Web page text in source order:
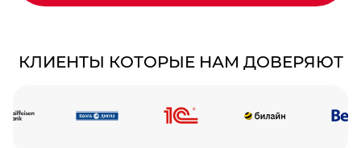
КЛИЕНТЫ КОТОРЫЕ НАМ ДОВЕРЯЮТ